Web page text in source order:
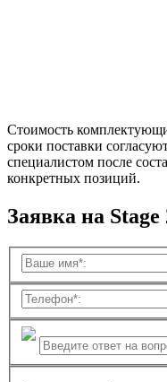
Стоимость
сроки поставки
специалистом после
конкретных позиций.
Заявка на Stage